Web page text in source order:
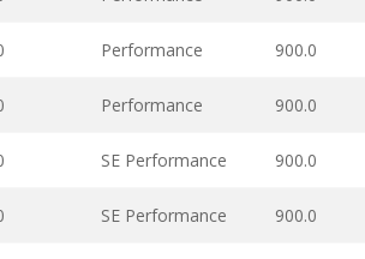
Performance 900.0
Performance 900.0
SE Performance 900.0
SE Performance 900.0